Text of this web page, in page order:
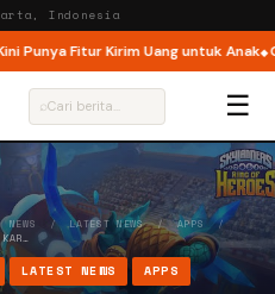
Indonesia
Fitur Kirim Uang untuk Anak
⌕ ☰
NEWS /LATEST NEWS/APPS
/
LATEST NEWS APPS